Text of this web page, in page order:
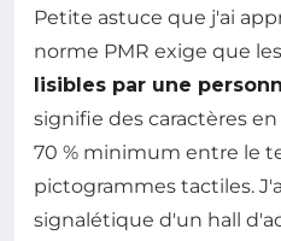
Petite astuce que j'ai
norme PMR exige que
lisibles par une
signifie des caractères
70 % minimum entre le
pictogrammes tactiles.
signalétique d'un hall